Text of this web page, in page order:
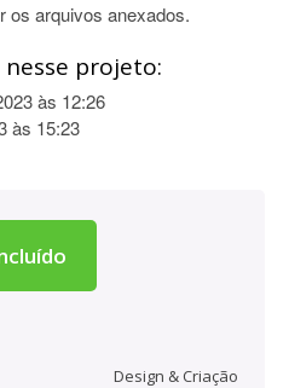
os arquivos anexados.
projeto:
às 12:26
às 15:23
Design & Criação